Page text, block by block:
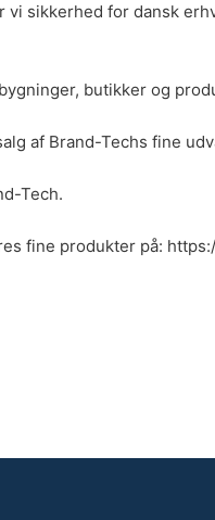
vi sikkerhed for dansk
butikker og
af Brand-Techs fine
Tech.
fine produkter på: